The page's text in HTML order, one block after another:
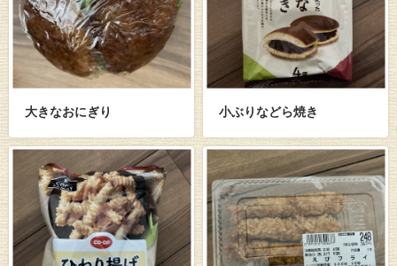
大きなおにぎり 小ぶりなどら焼き